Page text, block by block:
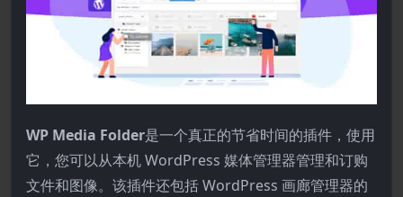
WP Media Folder是一个真正的节省时间的插件，使用
它，您可以从本机 WordPress 媒体管理器管理和订购
文件和图像。该插件还包括 WordPress 画廊管理器的